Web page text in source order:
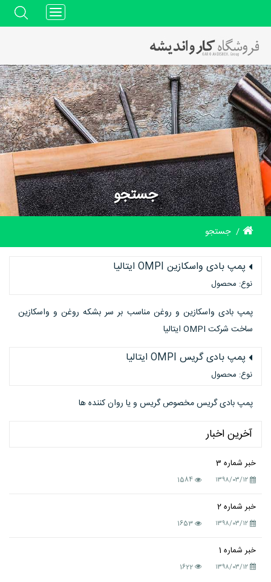
Toggle
navigation
جستجو
جستجو
پمپ بادی واسکازین OMPI ایتالیا
نوع: محصول
پمپ بادی واسکازین و روغن مناسب بر سر بشکه روغن و واسکازین
ساخت شرکت OMPI ایتالیا
پمپ بادی گریس OMPI ایتالیا
نوع: محصول
پمپ بادی گریس مخصوص گریس و یا روان کننده ها
آخرین اخبار
خبر شماره 3
۱۳۹۸/۰۳/۱۲ 1584
خبر شماره 2
۱۳۹۸/۰۳/۱۲ 1653
خبر شماره 1
۱۳۹۸/۰۳/۱۲ 1622